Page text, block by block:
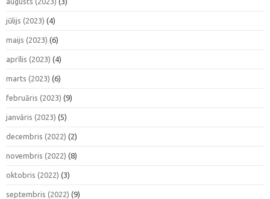
jūlijs (2023) (4)
maijs (2023) (6)
aprīlis (2023) (4)
marts (2023) (6)
februāris (2023) (9)
janvāris (2023) (5)
decembris (2022) (2)
novembris (2022) (8)
oktobris (2022) (3)
septembris (2022) (9)